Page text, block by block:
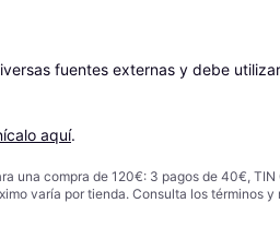
fuentes externas y debe
aquí.
una compra de 120€: 3 pagos de 40€,
varía por tienda. Consulta los términos